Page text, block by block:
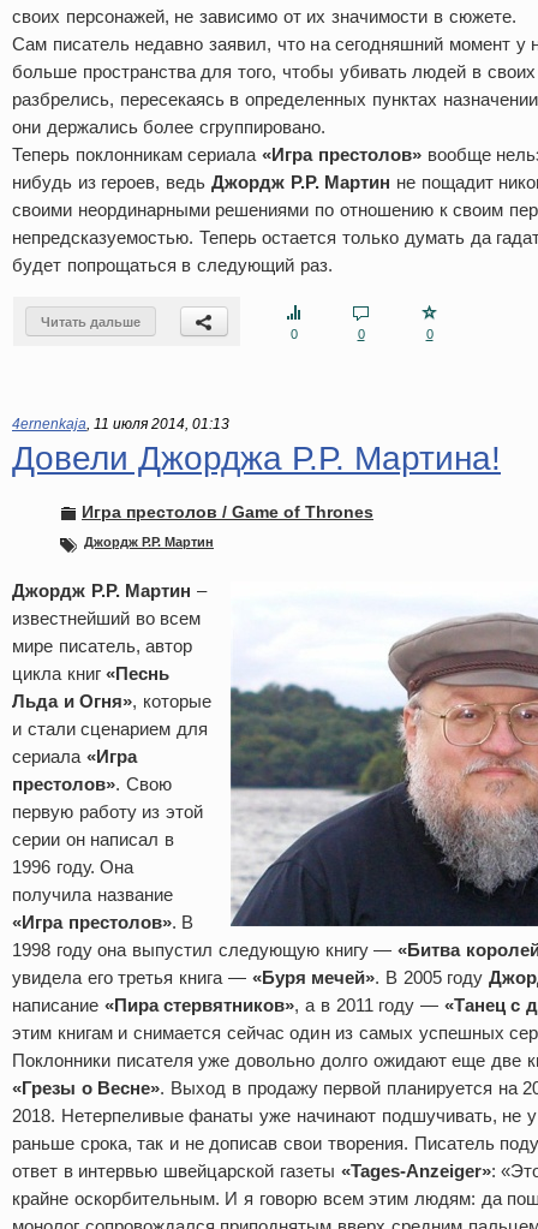
своих персонажей, не зависимо от их значимости в сюжете.
Сам писатель недавно заявил, что на сегодняшний момент у
больше пространства для того, чтобы убивать людей в
разбрелись, пересекаясь в определенных пунктах
они держались более сгруппировано.
Теперь поклонникам сериала«Игра престолов»вообще
нибудь из героев, ведь Джордж Р.Р. Мартин не пощадит
своими неординарными решениями по отношению к своим
непредсказуемостью. Теперь остается только думать да
будет попрощаться в следующий раз.
Читать дальше
0
0 0
4ernenkaja, 11 июля 2014, 01:13
Довели Джорджа Р.Р. Мартина!
Игра престолов / Game of Thrones
Джордж Р.Р. Мартин
Джордж Р.Р. Мартин –
известнейший во всем
мире писатель, автор
цикла книг«Песнь
Льда и Огня», которые
и стали сценарием для
сериала «Игра
престолов». Свою
первую работу из этой
серии он написал в
1996 году. Она
получила название
«Игра престолов». В
1998 году она выпустил следующую книгу — «Битва
увидела его третья книга — «Буря мечей». В 2005 году
написание «Пира стервятников», а в 2011 году — «Танец с
этим книгам и снимается сейчас один из самых успешных
Поклонники писателя уже довольно долго ожидают еще две
«Грезы о Весне». Выход в продажу первой планируется на
2018. Нетерпеливые фанаты уже начинают подшучивать, не
раньше срока, так и не дописав свои творения. Писатель
ответ в интервью швейцарской газеты «Tages-Anzeiger»:
крайне оскорбительным. И я говорю всем этим людям: да